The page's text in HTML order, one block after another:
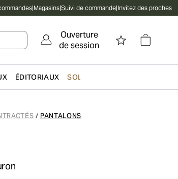
|Magasins|Suivi de commande|Invitez des proches
Ouverture
de session
ÉDITORIAUX SOLDES
/ PANTALONS